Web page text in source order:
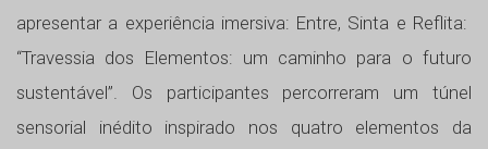
apresentar a experiência imersiva: Entre, Sinta e Reflita:
“Travessia dos Elementos: um caminho para o futuro
sustentável”. Os participantes percorreram um túnel
sensorial inédito inspirado nos quatro elementos da